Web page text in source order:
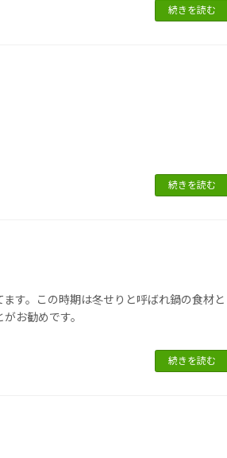
続きを読む
続きを読む
す。この時期は冬せりと呼ばれ鍋の食材と
お勧めです。
続きを読む